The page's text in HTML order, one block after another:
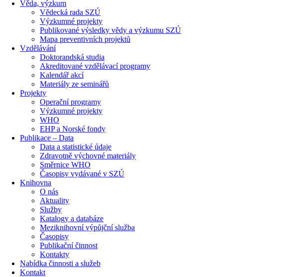
Věda, výzkum
Vědecká rada SZÚ
Výzkumné projekty
Publikované výsledky vědy a výzkumu SZÚ
Mapa preventivních projektů
Vzdělávání
Doktorandská studia
Akreditované vzdělávací programy
Kalendář akcí
Materiály ze seminářů
Projekty
Operační programy
Výzkumné projekty
WHO
EHP a Norské fondy
Publikace – Data
Data a statistické údaje
Zdravotně výchovné materiály
Směrnice WHO
Časopisy vydávané v SZÚ
Knihovna
O nás
Aktuality
Služby
Katalogy a databáze
Meziknihovní výpůjční služba
Časopisy
Publikační činnost
Kontakty
Nabídka činnosti a služeb
Kontakt